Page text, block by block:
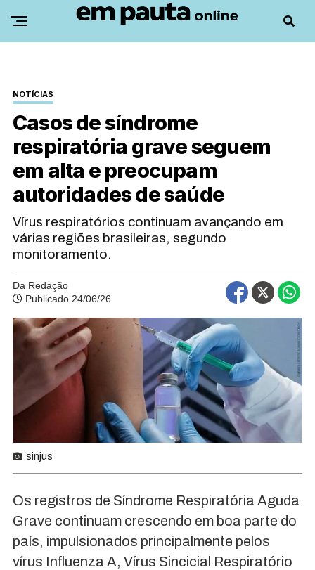
NOTÍCIAS
Casos de síndrome
respiratória grave seguem
em alta e preocupam
autoridades de saúde
Vírus respiratórios continuam avançando em
várias regiões brasileiras, segundo
monitoramento.
Da Redação
Publicado 24/06/26
sinjus
Os registros de Síndrome Respiratória Aguda
Grave continuam crescendo em boa parte do
país, impulsionados principalmente pelos
vírus Influenza A, Vírus Sincicial Respiratório